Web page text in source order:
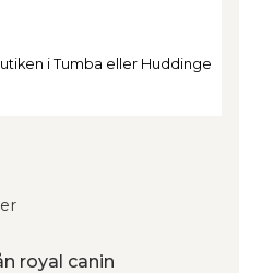
i Tumba eller Huddinge
royal canin